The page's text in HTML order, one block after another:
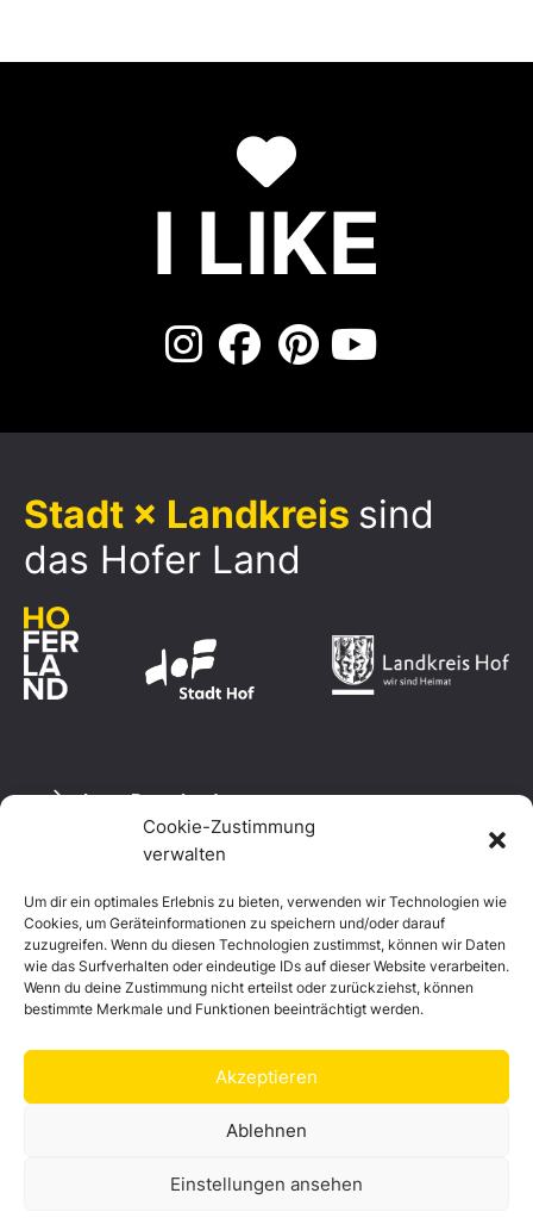
Cookie-Zustimmung
verwalten
Um dir ein optimales Erlebnis zu bieten, verwenden wir Technologien wie
Cookies, um Geräteinformationen zu speichern und/oder darauf
zuzugreifen. Wenn du diesen Technologien zustimmst, können wir Daten
wie das Surfverhalten oder eindeutige IDs auf dieser Website verarbeiten.
Wenn du deine Zustimmung nicht erteilst oder zurückziehst, können
bestimmte Merkmale und Funktionen beeinträchtigt werden.
Akzeptieren
Ablehnen
Einstellungen ansehen
I LIKE
Stadt × Landkreis sind
das Hofer Land
Logo Download
Datenschutzerklärung
Impressum
Cookie-Richtlinie (EU)